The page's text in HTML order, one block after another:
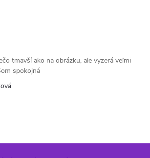
tmavší ako na obrázku, ale vyzerá veľmi
spokojná